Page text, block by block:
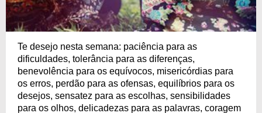
Te desejo nesta semana: paciência para as
dificuldades, tolerância para as diferenças,
benevolência para os equívocos, misericórdias para
os erros, perdão para as ofensas, equilíbrios para os
desejos, sensatez para as escolhas, sensibilidades
para os olhos, delicadezas para as palavras, coragem